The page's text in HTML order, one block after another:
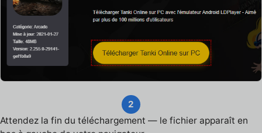
2
Attendez la fin du téléchargement — le fichier apparaît en